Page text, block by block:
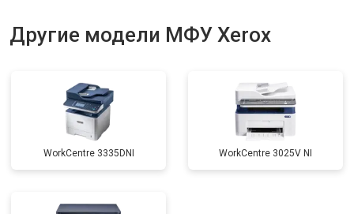
Другие модели МФУ Xerox
WorkCentre 3335DNI WorkCentre 3025V NI